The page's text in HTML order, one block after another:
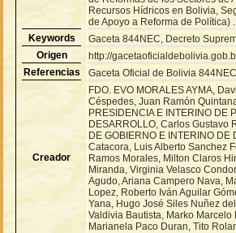
Recursos Hídricos en Bolivia,
de Apoyo a Reforma de Política) .
Keywords
Gaceta 844NEC, Decreto
Origen
http://
Referencias
Gaceta Oficial de Bolivia
Creador
FDO. EVO MORALES AYMA,
Céspedes, Juan Ramón
PRESIDENCIA E INTERINO DE
DESARROLLO, Carlos Gustavo
DE GOBIERNO E INTERINO DE
Catacora, Luis Alberto Sanchez
Ramos Morales, Milton Claros
Miranda, Virginia Velasco
Agudo, Ariana Campero Nava,
Lopez, Roberto Iván Aguilar
Yana, Hugo José Siles Nuñez
Valdivia Bautista, Marko
Marianela Paco Duran, Tito